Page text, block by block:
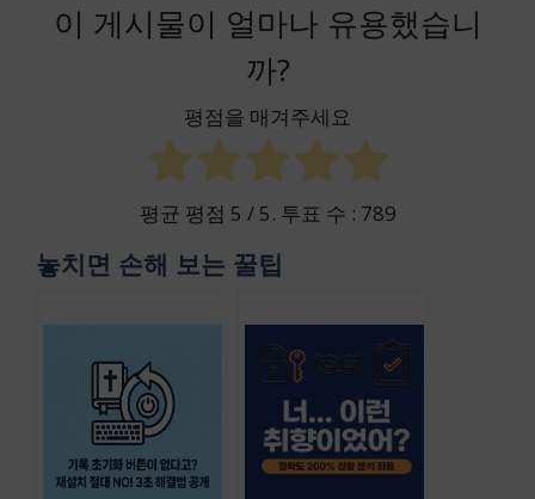
이 게시물이 얼마나 유용했습니
까?
평점을 매겨주세요
평균 평점 5 / 5. 투표 수 : 789
놓치면 손해 보는 꿀팁